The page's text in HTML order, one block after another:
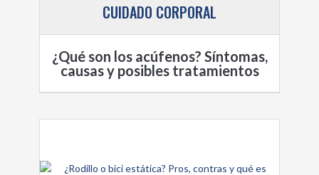
CUIDADO CORPORAL
¿Qué son los acúfenos? Síntomas,
causas y posibles tratamientos